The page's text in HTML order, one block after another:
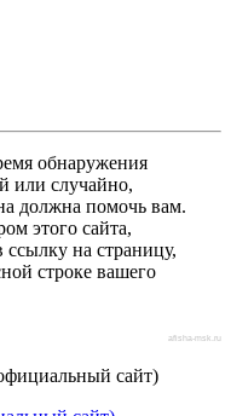
обнаружения
или случайно,
должна помочь вам.
этого сайта,
на страницу,
строке вашего
afisha-msk.ru
сайт)